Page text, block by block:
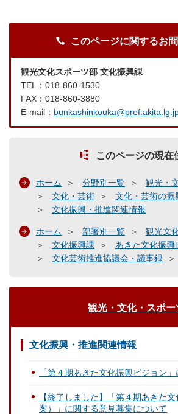
このページに関するお
観光文化スポーツ部 文化振興課
TEL：018-860-1530
FAX：018-860-3880
E-mail：
このページの現在
ホーム 分野別一覧
観光・
文化・芸術
文化・芸術の振
文化振興・推進関連情報
ホーム 部署別一覧
観光文
文化振興課
あきた文化振興
文化芸術推進協議会・議事録
観光・文化・スポー
文化振興・推進関連情報
「第４期あきた文化振興ビジョン
【終了しました】「第４期あきた
案）」に関する意見募集について